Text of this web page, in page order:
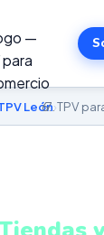
León›TPV
Y